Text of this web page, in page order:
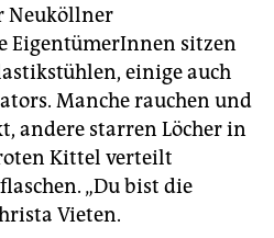
Neuköllner
EigentümerInnen sitzen
einige auch
Manche rauchen und
andere starren Löcher in
Kittel verteilt
„Du bist die
Vie­ten.